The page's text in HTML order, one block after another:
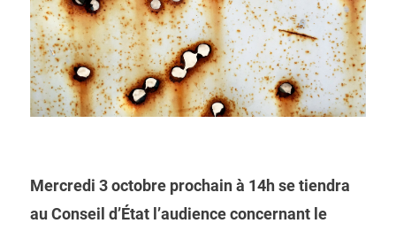
Mercredi 3 octobre prochain à 14h se tiendra
au Conseil d’État l’audience concernant le